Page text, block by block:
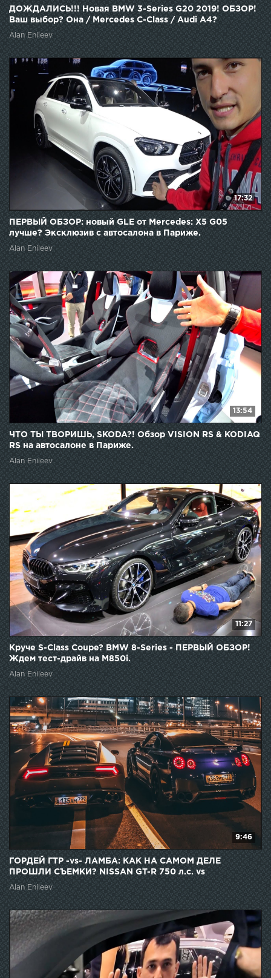
ДОЖДАЛИСЬ!!! Новая BMW 3-Series G20 2019! ОБЗОР!
Ваш выбор? Она / Mercedes C-Class / Audi A4?
Alan Enileev
17:32
ПЕРВЫЙ ОБЗОР: новый GLE от Mercedes: X5 G05
лучше? Эксклюзив с автосалона в Париже.
Alan Enileev
13:54
ЧТО ТЫ ТВОРИШЬ, SKODA?! Обзор VISION RS & KODIAQ
RS на автосалоне в Париже.
Alan Enileev
11:27
Круче S-Class Coupe? BMW 8-Series - ПЕРВЫЙ ОБЗОР!
Ждем тест-драйв на M850i.
Alan Enileev
9:46
ГОРДЕЙ ГТР -vs- ЛАМБА: КАК НА САМОМ ДЕЛЕ
ПРОШЛИ СЪЕМКИ? NISSAN GT-R 750 л.с. vs
LAMBORGHINI 610 л.с.
Alan Enileev